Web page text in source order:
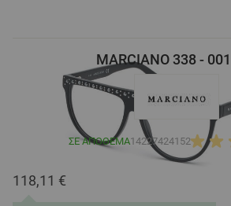
MARCIANO 338 -
ΣΕ ΑΠΌΘΕΜΑ14227424152
118,11 €